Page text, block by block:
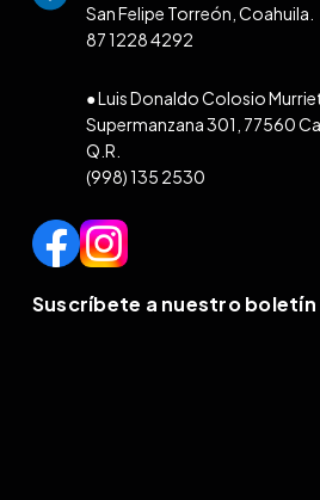
San Felipe Torreón, Coahuila.
87 1228 4292
● Luis Donaldo Colosio
Supermanzana 301, 77560
Q.R.
(998) 135 2530
Suscríbete a nuestro boletín